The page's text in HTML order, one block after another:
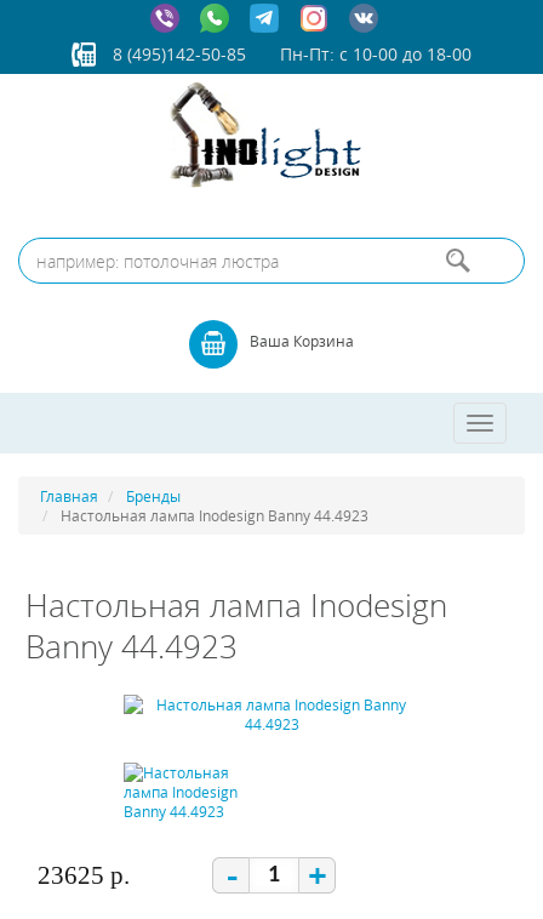
8 (495)142-50-85 Пн-Пт: с 10-00 до 18-00
Ваша Корзина
Toggle
Главная
Бренды
Настольная лампа Inodesign Banny 44.4923
Настольная лампа Inodesign
Banny 44.4923
23625 р. - +